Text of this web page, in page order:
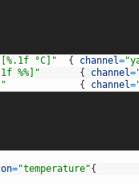
[%.1f °C]" { channel=
%%]" { channel=
{ channel=
="temperature"{